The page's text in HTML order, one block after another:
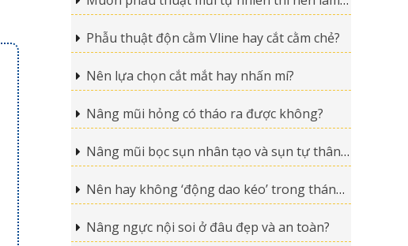
Phẫu thuật độn cằm Vline hay cắt cằm chẻ?
Nên lựa chọn cắt mắt hay nhấn mí?
Nâng mũi hỏng có tháo ra được không?
Nâng mũi bọc sụn nhân tạo và sụn tự thân cái nào tốt hơn?
Nên hay không ‘động dao kéo’ trong tháng ‘cô hồn’?
Nâng ngực nội soi ở đâu đẹp và an toàn?